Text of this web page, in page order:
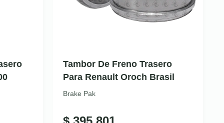
Tambor De Freno Trasero
Para Renault Oroch Brasil
Brake Pak